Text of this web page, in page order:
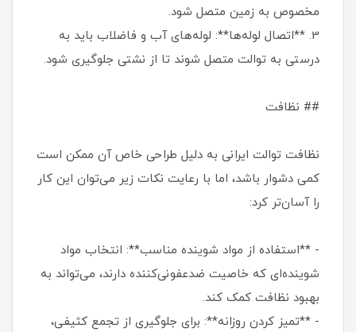
مخصوص به زمین متصل شود.
3. **اتصال لوله‌ها**: لوله‌های آب و فاضلاب باید به
درستی به توالت متصل شوند تا از نشتی جلوگیری شود.
## نظافت
نظافت توالت ایرانی به دلیل طراحی خاص آن ممکن است
کمی دشوار باشد، اما با رعایت نکات زیر می‌توان این کار
را آسان‌تر کرد:
- **استفاده از مواد شوینده مناسب**: انتخاب مواد
شوینده‌ای که خاصیت ضدعفونی‌کننده دارند، می‌تواند به
بهبود نظافت کمک کند.
- **تمیز کردن روزانه**: برای جلوگیری از تجمع کثیفی،